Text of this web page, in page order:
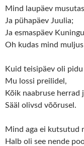
Mind laupäev
Ja pühapäev Juulia;
Ja esmaspäev
Oh kudas mind
Kuid teisipäev oli pidu
Mu lossi preilidel,
Kõik naabruse herrad
Sääl olivsd võõrusel.
Mind aga ei kutsutud
Halb oli see nende